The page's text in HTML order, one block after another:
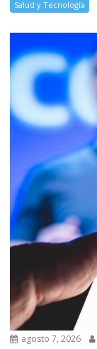
Salud y Tecnología
agosto 7, 2026